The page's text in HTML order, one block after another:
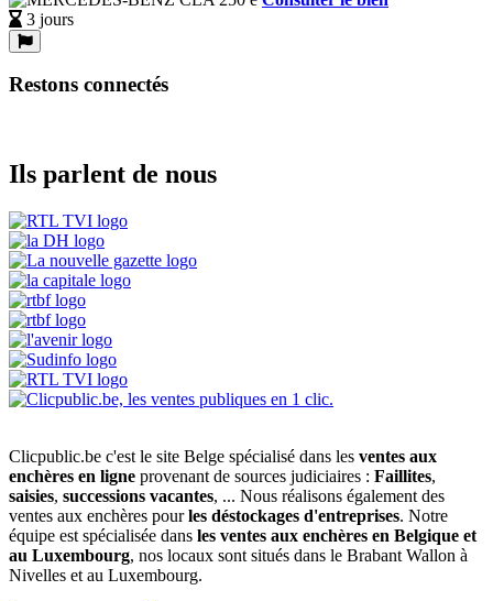
3 jours
Restons connectés
Ils parlent de nous
Clicpublic.be c'est le site Belge spécialisé dans les ventes aux
enchères en ligne provenant de sources judiciaires : Faillites,
saisies, successions vacantes, ... Nous réalisons également des
ventes aux enchères pourles déstockages d'entreprises. Notre
équipe est spécialisée dans les ventes aux enchères en Belgique et
au Luxembourg, nos locaux sont situés dans le Brabant Wallon à
Nivelles et au Luxembourg.